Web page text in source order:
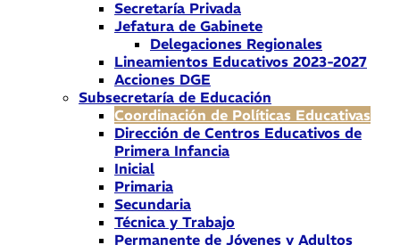
Secretaría Privada
Jefatura de Gabinete
Delegaciones Regionales
Lineamientos Educativos 2023-2027
Acciones DGE
Subsecretaría de Educación
Coordinación de Políticas Educativas
Dirección de Centros Educativos de
Primera Infancia
Inicial
Primaria
Secundaria
Técnica y Trabajo
Permanente de Jóvenes y Adultos